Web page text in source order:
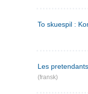
To skuespil :
Les
(fransk)